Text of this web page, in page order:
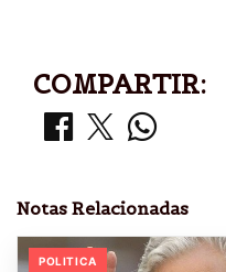
COMPARTIR:
Notas Relacionadas
POLITICA